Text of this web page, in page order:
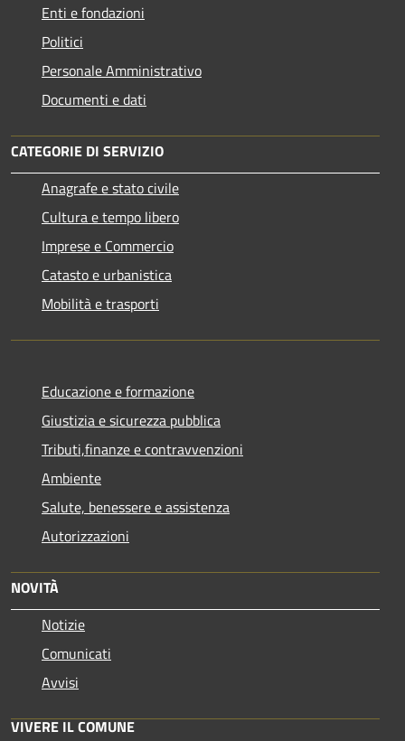
Enti e fondazioni
Politici
Personale Amministrativo
Documenti e dati
CATEGORIE DI SERVIZIO
Anagrafe e stato civile
Cultura e tempo libero
Imprese e Commercio
Catasto e urbanistica
Mobilità e trasporti
Educazione e formazione
Giustizia e sicurezza pubblica
Tributi,finanze e contravvenzioni
Ambiente
Salute, benessere e assistenza
Autorizzazioni
NOVITÀ
Notizie
Comunicati
Avvisi
VIVERE IL COMUNE